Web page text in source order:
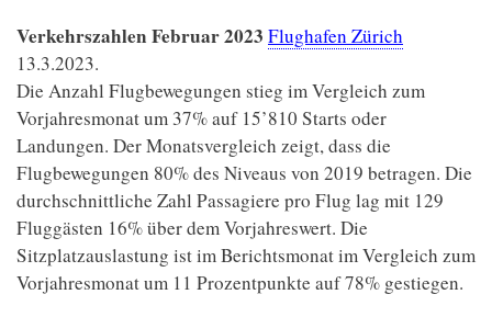
Verkehrszahlen Februar 2023 Flughafen Zürich
13.3.2023.
Die Anzahl Flugbewegungen stieg im Vergleich zum
Vorjahresmonat um 37% auf 15’810 Starts oder
Landungen. Der Monatsvergleich zeigt, dass die
Flugbewegungen 80% des Niveaus von 2019 betragen. Die
durchschnittliche Zahl Passagiere pro Flug lag mit 129
Fluggästen 16% über dem Vorjahreswert. Die
Sitzplatzauslastung ist im Berichtsmonat im Vergleich zum
Vorjahresmonat um 11 Prozentpunkte auf 78% gestiegen.